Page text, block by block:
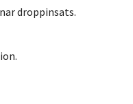
droppinsats.